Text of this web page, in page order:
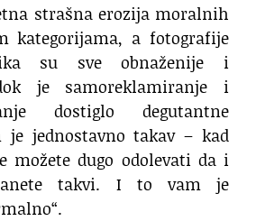
strašna erozija moralnih
kategorijama, a fotografije
su sve obnaženije i
je samoreklamiranje i
dostiglo degutantne
je jednostavno takav – kad
možete dugo odolevati da i
takvi. I to vam je